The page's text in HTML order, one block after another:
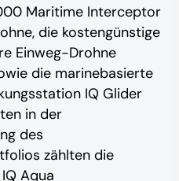
Maritime Interceptor
die kostengünstige
Einweg-Drohne
die marinebasierte
IQ Glider
in der
des
zählten die
Aqua